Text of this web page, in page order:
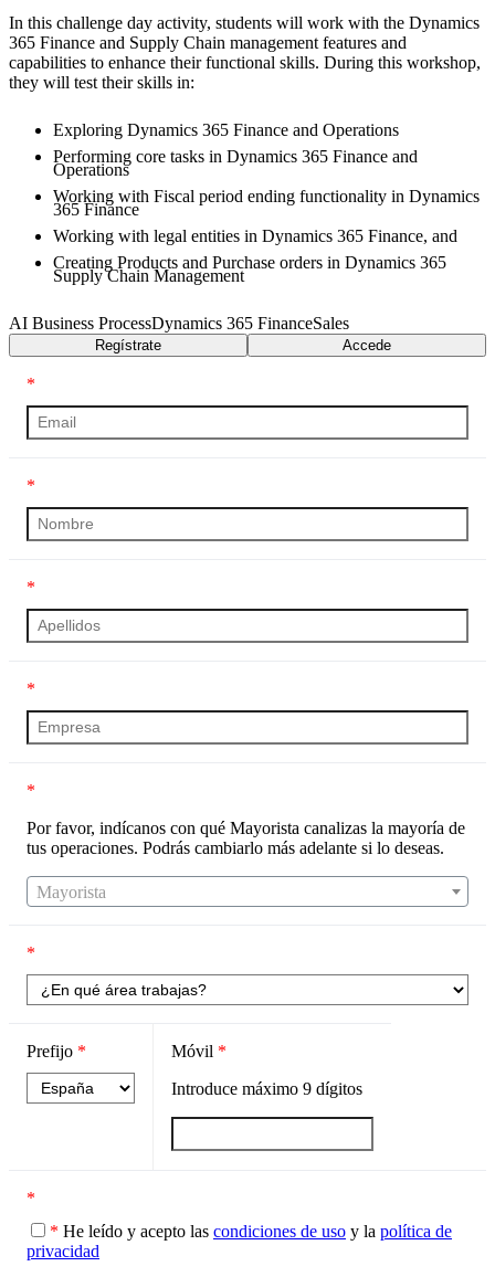
In this challenge day activity, students will work with the Dynamics
365 Finance and Supply Chain management features and
capabilities to enhance their functional skills. During this workshop,
Exploring Dynamics 365 Finance and Operations
Performing core tasks in Dynamics 365 Finance and
Operations
Working with Fiscal period ending functionality in Dynamics
365 Finance
Working with legal entities in Dynamics 365 Finance, and
Creating Products and Purchase orders in Dynamics 365
Supply Chain Management
AI Business ProcessDynamics 365 FinanceSales
Regístrate Accede
*
*
*
*
*
Por favor, indícanos con qué Mayorista canalizas la mayoría de
tus operaciones. Podrás cambiarlo más adelante si lo deseas.
Mayorista
*
Prefijo * Móvil *
Introduce máximo 9dígitos
*
* He leído y acepto las condiciones de uso y la política de
privacidad